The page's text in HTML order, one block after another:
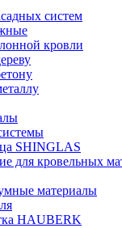
систем
кровли
SHINGLAS
для кровельных
материалы
HAUBERK